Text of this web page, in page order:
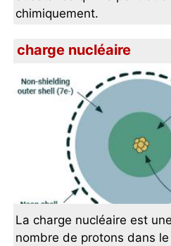
chimiquement.
charge nucléaire
La charge nucléaire est
nombre de protons dans